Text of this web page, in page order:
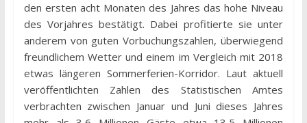
den ersten acht Monaten des Jahres das hohe Niveau
des Vorjahres bestätigt. Dabei profitierte sie unter
anderem von guten Vorbuchungszahlen, überwiegend
freundlichem Wetter und einem im Vergleich mit 2018
etwas längeren Sommerferien-Korridor. Laut aktuell
veröffentlichten Zahlen des Statistischen Amtes
verbrachten zwischen Januar und Juni dieses Jahres